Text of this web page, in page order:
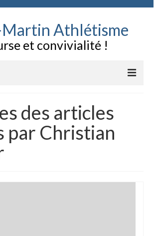
Athlétisme
et convivialité !
nous
au Club et règlement SMA
des articles
par Christian